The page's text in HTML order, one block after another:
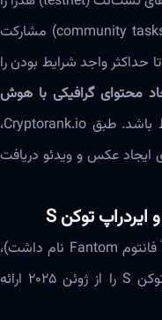
زیر نظر داشته باشند، در وظایف جامعه (community tasks) مشارکت
حداکثر واجد شرایط بودن را
محتوای گرافیکی با هوش
نیز ممکن است بخشی از شرایط باشد. طبق Cryptorank.io،
ثبت نام ۳۰۰ امتیاز برای ایجاد عکس و ویدئو دریافت
(که قبلاً فانتوم Fantom نام داشت)،
از ۱۹۰.۵ میلیون توکن S را از ژوئن ۲۰۲۵ ارائه